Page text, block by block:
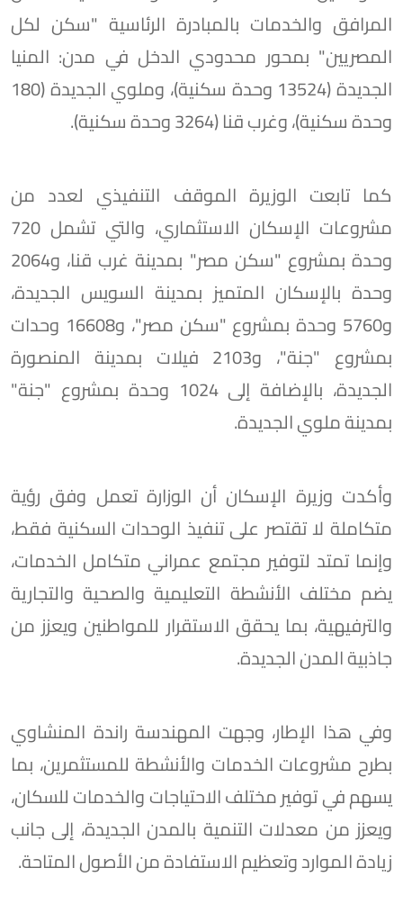
المرافق والخدمات بالمبادرة الرئاسية "سكن لكل
المصريين" بمحور محدودي الدخل في مدن: المنيا
الجديدة (13524 وحدة سكنية)، وملوي الجديدة (180
وحدة سكنية)، وغرب قنا (3264 وحدة سكنية).
كما تابعت الوزيرة الموقف التنفيذي لعدد من
مشروعات الإسكان الاستثماري، والتي تشمل 720
وحدة بمشروع "سكن مصر" بمدينة غرب قنا، و2064
وحدة بالإسكان المتميز بمدينة السويس الجديدة،
و5760 وحدة بمشروع "سكن مصر"، و16608 وحدات
بمشروع "جنة"، و2103 فيلات بمدينة المنصورة
الجديدة، بالإضافة إلى 1024 وحدة بمشروع "جنة"
بمدينة ملوي الجديدة.
وأكدت وزيرة الإسكان أن الوزارة تعمل وفق رؤية
متكاملة لا تقتصر على تنفيذ الوحدات السكنية فقط،
وإنما تمتد لتوفير مجتمع عمراني متكامل الخدمات،
يضم مختلف الأنشطة التعليمية والصحية والتجارية
والترفيهية، بما يحقق الاستقرار للمواطنين ويعزز من
جاذبية المدن الجديدة.
وفي هذا الإطار، وجهت المهندسة راندة المنشاوي
بطرح مشروعات الخدمات والأنشطة للمستثمرين، بما
يسهم في توفير مختلف الاحتياجات والخدمات للسكان،
ويعزز من معدلات التنمية بالمدن الجديدة، إلى جانب
زيادة الموارد وتعظيم الاستفادة من الأصول المتاحة.